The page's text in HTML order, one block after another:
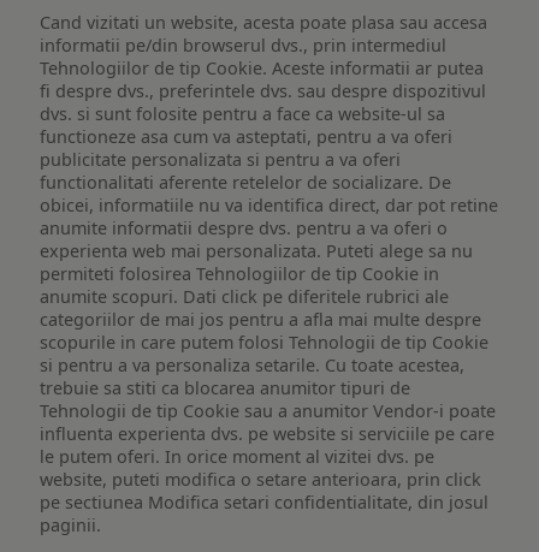
Cand vizitati un website, acesta poate plasa sau accesa
informatii pe/din browserul dvs., prin intermediul
Tehnologiilor de tip Cookie. Aceste informatii ar putea
fi despre dvs., preferintele dvs. sau despre dispozitivul
dvs. si sunt folosite pentru a face ca website-ul sa
functioneze asa cum va asteptati, pentru a va oferi
publicitate personalizata si pentru a va oferi
functionalitati aferente retelelor de socializare. De
obicei, informatiile nu va identifica direct, dar pot retine
anumite informatii despre dvs. pentru a va oferi o
experienta web mai personalizata. Puteti alege sa nu
permiteti folosirea Tehnologiilor de tip Cookie in
anumite scopuri. Dati click pe diferitele rubrici ale
categoriilor de mai jos pentru a afla mai multe despre
scopurile in care putem folosi Tehnologii de tip Cookie
si pentru a va personaliza setarile. Cu toate acestea,
trebuie sa stiti ca blocarea anumitor tipuri de
Tehnologii de tip Cookie sau a anumitor Vendor-i poate
influenta experienta dvs. pe website si serviciile pe care
le putem oferi. In orice moment al vizitei dvs. pe
website, puteti modifica o setare anterioara, prin click
pe sectiunea Modifica setari confidentialitate, din josul
paginii.